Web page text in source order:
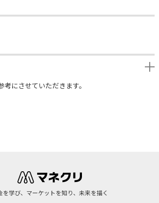
にさせていただきます。
を学び、マーケットを知り、未来を描く